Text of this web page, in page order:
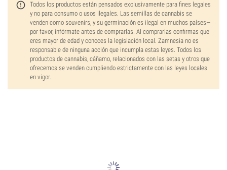
Todos los productos están pensados exclusivamente para fines legales
y no para consumo o usos ilegales. Las semillas de cannabis se
venden como souvenirs, y su germinación es ilegal en muchos países—
por favor, infórmate antes de comprarlas. Al comprarlas confirmas que
eres mayor de edad y conoces la legislación local. Zamnesia no es
responsable de ninguna acción que incumpla estas leyes. Todos los
productos de cannabis, cáñamo, relacionados con las setas y otros que
ofrecemos se venden cumpliendo estrictamente con las leyes locales
en vigor.